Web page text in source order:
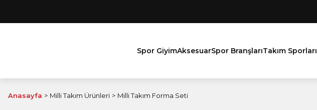
Spor GiyimAksesuarSpor BranşlarıTakım Sporları
Anasayfa Milli Takım Ürünleri Milli Takım Forma Seti